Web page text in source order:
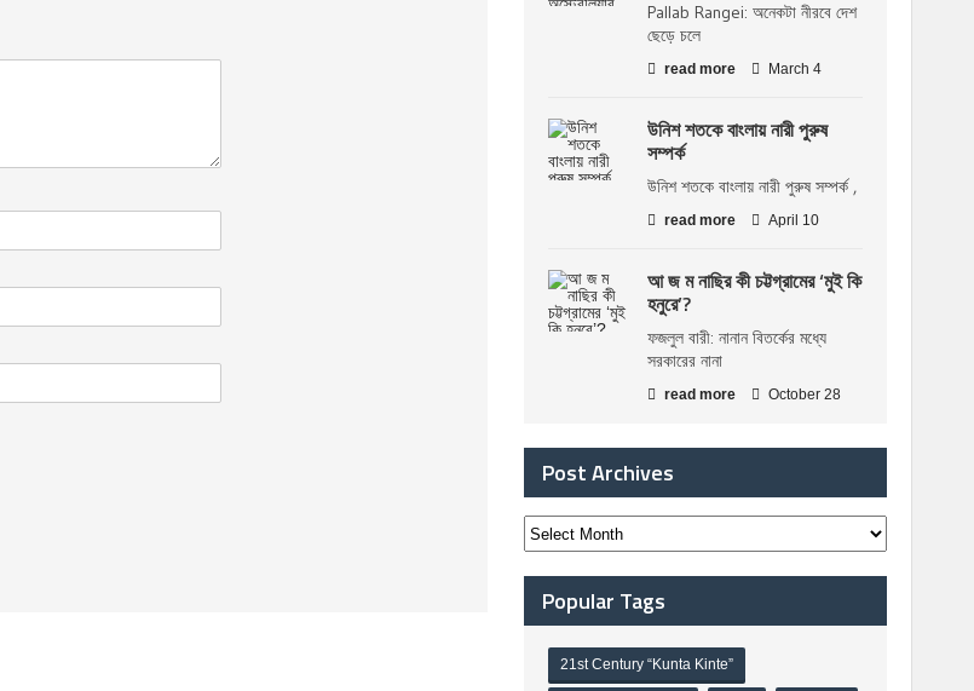
Pallab Rangei: অনেকটা নীরবে দেশ
ছেড়ে চলে
read more March 4
উনিশ শতকে বাংলায় নারী পুরুষ
সম্পর্ক
উনিশ শতকে বাংলায় নারী পুরুষ সম্পর্ক ,
read more April 10
আ জ ম নাছির কী চট্টগ্রামের ‘মুই কি
হনুরে’?
ফজলুল বারী: নানান বিতর্কের মধ্যে
সরকারের নানা
read more October 28
Post Archives
Popular Tags
21st Century “Kunta Kinte”